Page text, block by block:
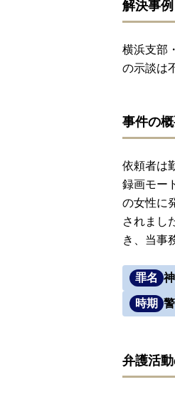
解決事
横浜支部
の示談は
事件の
依頼者は
録画モー
の女性に
されまし
き、当事
罪名
時期
弁護活